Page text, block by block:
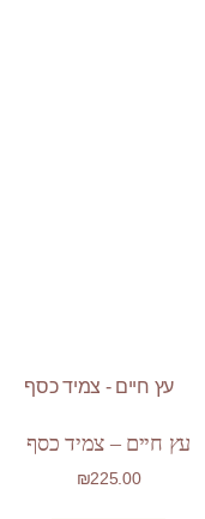
עץ חיים – צמיד כסף
₪225.00